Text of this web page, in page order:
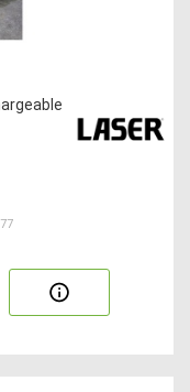
77